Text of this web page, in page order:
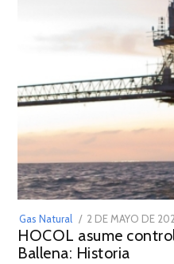
Gas Natural
POSTED
ON
2 DE MAYO DE
HOCOL asume
Ballena: Historia